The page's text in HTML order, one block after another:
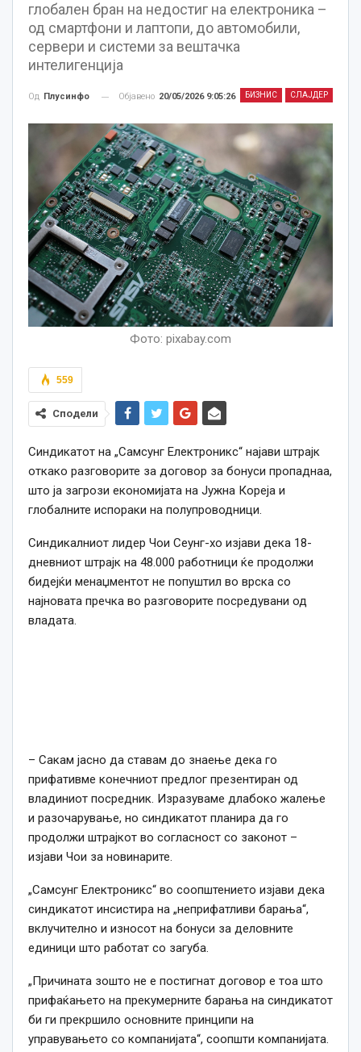
глобален бран на недостиг на електроника –
од смартфони и лаптопи, до автомобили,
сервери и системи за вештачка
интелигенција
БИЗНИС СЛАЈДЕР
Од Плусинфо Објавено 20/05/2026 9:05:26
Фото: pixabay.com
559
Сподели
Синдикатот на „Самсунг Електроникс“ најави штрајк
откако разговорите за договор за бонуси пропаднаа,
што ја загрози економијата на Јужна Кореја и
глобалните испораки на полупроводници.
Синдикалниот лидер Чои Сеунг-хо изјави дека 18-
дневниот штрајк на 48.000 работници ќе продолжи
бидејќи менаџментот не попуштил во врска со
најновата пречка во разговорите посредувани од
владата.
– Сакам јасно да ставам до знаење дека го
прифативме конечниот предлог презентиран од
владиниот посредник. Изразуваме длабоко жалење
и разочарување, но синдикатот планира да го
продолжи штрајкот во согласност со законот –
изјави Чои за новинарите.
„Самсунг Електроникс“ во соопштението изјави дека
синдикатот инсистира на „неприфатливи барања“,
вклучително и износот на бонуси за деловните
единици што работат со загуба.
„Причината зошто не е постигнат договор е тоа што
прифаќањето на прекумерните барања на синдикатот
би ги прекршило основните принципи на
управувањето со компанијата“, соопшти компанијата.